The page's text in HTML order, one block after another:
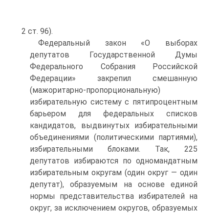
2 ст. 96).
Федеральный закон «О выборах
депутатов Государственной Думы
Федерального Собрания Российской
Федерации» закрепил смешанную
(мажоритарно-пропорциональную)
избирательную систему с пятипроцентным
барьером для федеральных списков
кандидатов, выдвинутых избирательными
объединениями (политическими партиями),
избирательными блоками. Так, 225
депутатов избираются по одномандатным
избирательным округам (один округ — один
депутат), образуемым на основе единой
нормы представительства избирателей на
округ, за исключением округов, образуемых